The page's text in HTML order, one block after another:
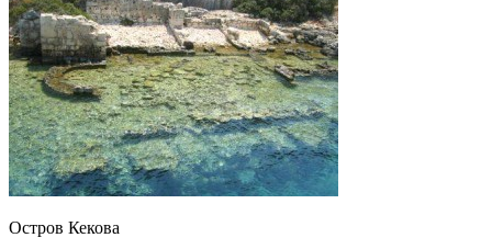
Остров Кекова